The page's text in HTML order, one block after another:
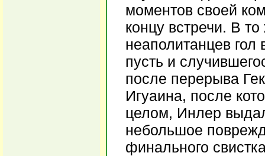
моментов своей
концу встречи. В
неаполитанцев
пусть и
после перерыва
Игуаина, после
целом, Инлер
небольшое
финального